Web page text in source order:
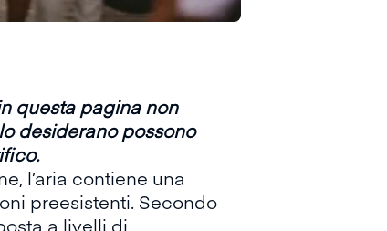
questa pagina non
desiderano possono
l’aria contiene una
preesistenti. Secondo
a livelli di